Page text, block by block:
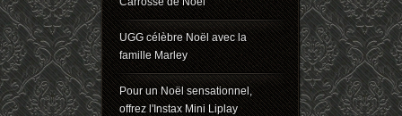
UGG célèbre Noël avec la
famille Marley
Pour un Noël sensationnel,
offrez l'Instax Mini Liplay